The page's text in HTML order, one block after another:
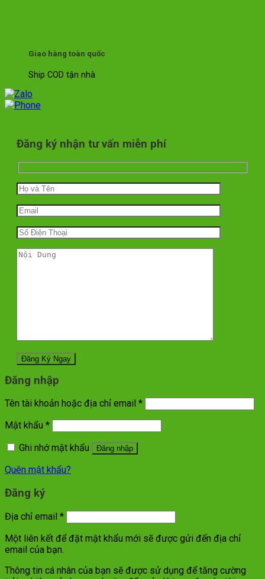
Giao hàng toàn quốc
Ship COD tận nhà
Đăng ký nhận tư vấn miễn phí
Đăng nhập
Tên tài khoản hoặc địa chỉ email *
Mật khẩu *
Ghi nhớ mật khẩu
Đăng nhập
Quên mật khẩu?
Đăng ký
Địa chỉ email *
Một liên kết để đặt mật khẩu mới sẽ được gửi đến địa chỉ
email của bạn.
Thông tin cá nhân của bạn sẽ được sử dụng để tăng cường